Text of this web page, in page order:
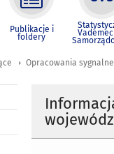
Publikacje i
foldery
Opracowania sygnalne